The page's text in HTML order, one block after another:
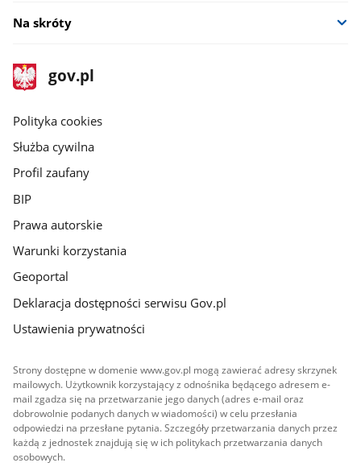
Na skróty
stopka
gov.pl
Strona
gov.pl
gov.pl
Polityka cookies
Służba cywilna
Profil zaufany
BIP
Prawa autorskie
Warunki korzystania
Geoportal
Deklaracja dostępności serwisu Gov.pl
Ustawienia prywatności
Strony dostępne w domenie www.gov.pl mogą zawierać adresy skrzynek
mailowych. Użytkownik korzystający z odnośnika będącego adresem e-
mail zgadza się na przetwarzanie jego danych (adres e-mail oraz
dobrowolnie podanych danych w wiadomości) w celu przesłania
odpowiedzi na przesłane pytania. Szczegóły przetwarzania danych przez
każdą z jednostek znajdują się w ich politykach przetwarzania danych
osobowych.